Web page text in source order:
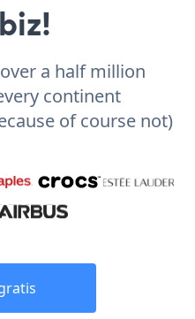
a half million
continent
of course not)